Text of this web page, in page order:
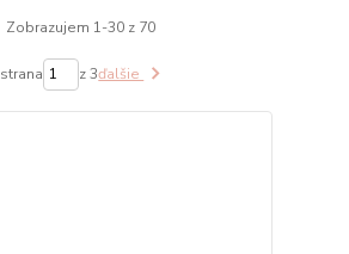
Zobrazujem 1-30 z 70
strana z 3ďalšie